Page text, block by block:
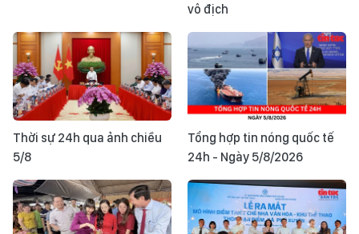
vô địch
Thời sự 24h qua ảnh chiều
5/8
Tổng hợp tin nóng quốc tế
24h - Ngày 5/8/2026